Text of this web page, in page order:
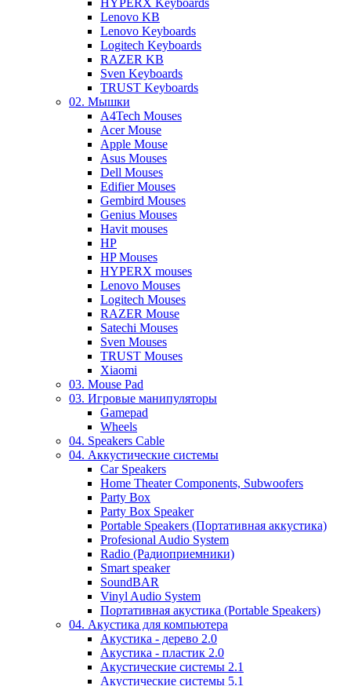
HYPERX Keyboards
Lenovo KB
Lenovo Keyboards
Logitech Keyboards
RAZER KB
Sven Keyboards
TRUST Keyboards
02. Мышки
A4Tech Mouses
Acer Mouse
Apple Mouse
Asus Mouses
Dell Mouses
Edifier Mouses
Gembird Mouses
Genius Mouses
Havit mouses
HP
HP Mouses
HYPERX mouses
Lenovo Mouses
Logitech Mouses
RAZER Mouse
Satechi Mouses
Sven Mouses
TRUST Mouses
Xiaomi
03. Mouse Pad
03. Игровые манипуляторы
Gamepad
Wheels
04. Speakers Cable
04. Аккустические системы
Car Speakers
Home Theater Components, Subwoofers
Party Box
Party Box Speaker
Portable Speakers (Портативная аккустика)
Profesional Audio System
Radio (Радиоприемники)
Smart speaker
SoundBAR
Vinyl Audio System
Портативная акустика (Portable Speakers)
04. Акустика для компьютера
Акустика - дерево 2.0
Акустика - пластик 2.0
Акустические системы 2.1
Акустические системы 5.1